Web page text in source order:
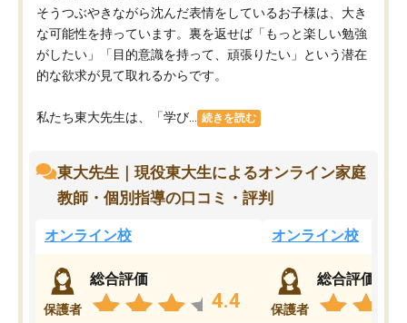
そうつぶやきながら沈んだ表情をしているお子様は、大き
な可能性を持っています。裏を返せば「もっと楽しい勉強
がしたい」「目的意識を持って、頑張りたい」という潜在
的な欲求が見て取れるからです。
私たち東大先生は、「学び... 続きを読む
東大先生｜現役東大生によるオンライン家庭
教師・個別指導の口コミ・評判
オンライン校
保護者
総合評価
4.4
オンライン校
保護者
総合評価